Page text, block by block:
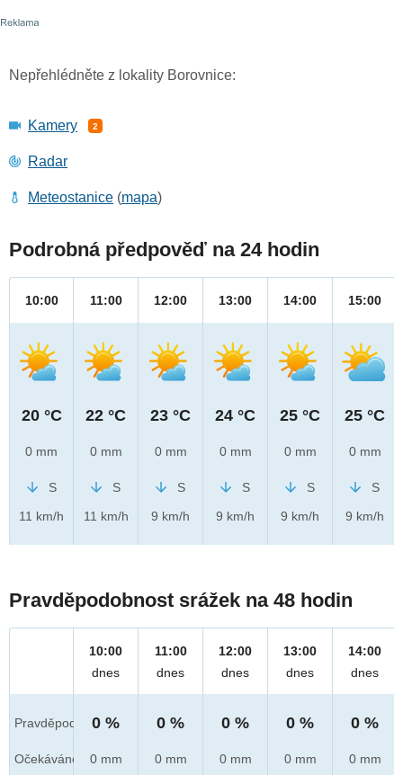
Nepřehlédněte z lokality Borovnice:
Kamery 2
Radar
Meteostanice (mapa)
Podrobná předpověď na 24 hodin
10:00
20 °C
0 mm
S
11 km/h
11:00
22 °C
0 mm
S
11 km/h
12:00
23 °C
0 mm
S
9 km/h
13:00
24 °C
0 mm
S
9 km/h
14:00
25 °C
0 mm
S
9 km/h
15:00
25 °C
0 mm
S
9 km/h
Pravděpodobnost srážek na 48 hodin
Pravděpod.
Očekáváno
10:00
dnes
0 %
0 mm
11:00
dnes
0 %
0 mm
12:00
dnes
0 %
0 mm
13:00
dnes
0 %
0 mm
14:00
dnes
0 %
0 mm